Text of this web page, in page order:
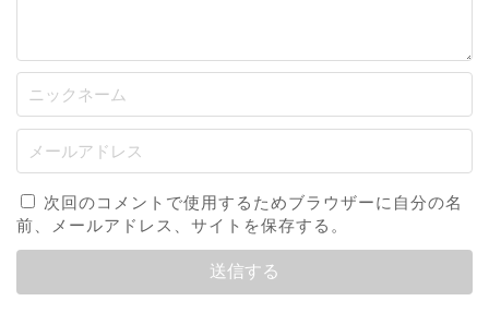
次回のコメントで使用するためブラウザーに自分の名
前、メールアドレス、サイトを保存する。